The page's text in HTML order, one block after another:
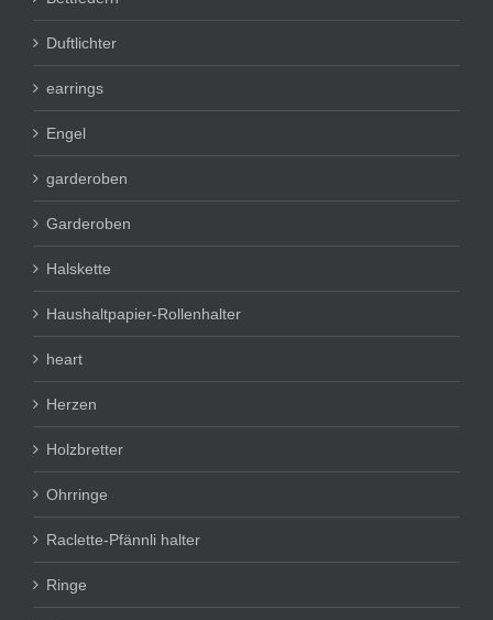
Duftlichter
earrings
Engel
garderoben
Garderoben
Halskette
Haushaltpapier-Rollenhalter
heart
Herzen
Holzbretter
Ohrringe
Raclette-Pfännli halter
Ringe